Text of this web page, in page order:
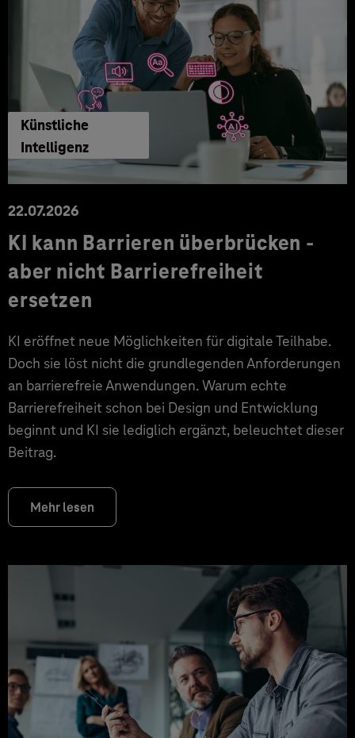
Künstliche
Intelligenz
22.07.2026
KI kann Barrieren überbrücken -
aber nicht Barrierefreiheit
ersetzen
KI eröffnet neue Möglichkeiten für digitale Teilhabe.
Doch sie löst nicht die grundlegenden Anforderungen
an barrierefreie Anwendungen. Warum echte
Barrierefreiheit schon bei Design und Entwicklung
beginnt und KI sie lediglich ergänzt, beleuchtet dieser
Beitrag.
Mehr lesen